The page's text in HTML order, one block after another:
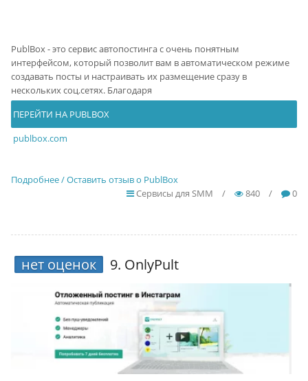
PublBox - это сервис автопостинга с очень понятным
интерфейсом, который позволит вам в автоматическом режиме
создавать посты и настраивать их размещение сразу в
нескольких соц.сетях. Благодаря
ПЕРЕЙТИ НА PUBLBOX
publbox.com
Подробнее / Оставить отзыв о PublBox
Сервисы для SMM
/ 840 / 0
нет оценок 9. OnlyPult